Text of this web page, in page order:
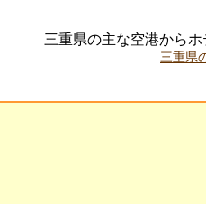
三重県の主な空港から
三重県